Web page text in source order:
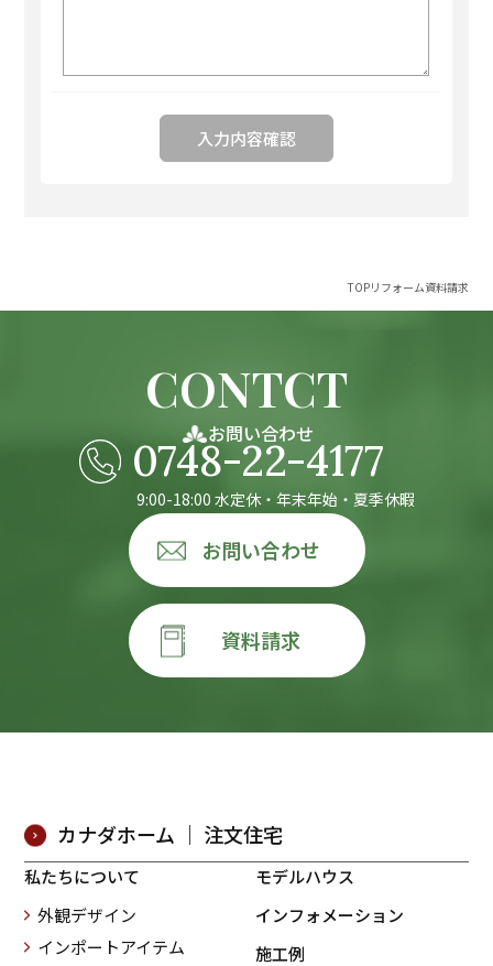
TOPリフォーム資料請求
CONTCT
お問い合わせ
0748-22-4177
9:00-18:00 水定休・年末年始・夏季休暇
お問い合わせ
資料請求
カナダホーム ｜ 注文住宅
私たちについて
外観デザイン
インポートアイテム
モデルハウス
インフォメーション
施工例